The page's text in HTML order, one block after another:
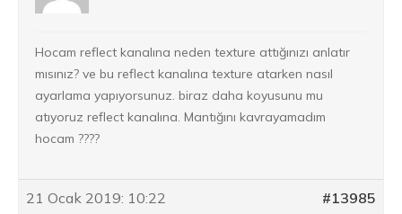
Hocam reflect kanalına neden texture attığınızı anlatır
mısınız? ve bu reflect kanalına texture atarken nasıl
ayarlama yapıyorsunuz. biraz daha koyusunu mu
atıyoruz reflect kanalına. Mantığını kavrayamadım
hocam ????
21 Ocak 2019: 10:22 #13985